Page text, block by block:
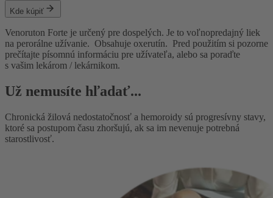
Kde kúpiť
Venoruton Forte je určený pre dospelých. Je to voľnopredajný liek
na perorálne užívanie. Obsahuje oxerutín. Pred použitím si pozorne
prečítajte písomnú informáciu pre užívateľa, alebo sa poraďte
s vašim lekárom / lekárnikom.
Už nemusíte hľadať...
Chronická žilová nedostatočnosť a hemoroidy sú progresívny stavy,
ktoré sa postupom času zhoršujú, ak sa im nevenuje potrebná
starostlivosť.